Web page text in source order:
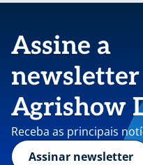
Assine a
newsletter
Agrishow
Receba as principais
Assinar newsletter